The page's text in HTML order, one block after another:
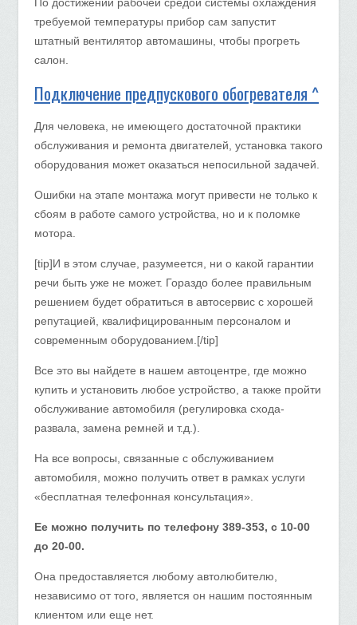
требуемой температуры прибор сам запустит
штатный вентилятор автомашины, чтобы прогреть
салон.
Подключение предпускового обогревателя ^
Для человека, не имеющего достаточной практики
обслуживания и ремонта двигателей, установка такого
оборудования может оказаться непосильной задачей.
Ошибки на этапе монтажа могут привести не только к
сбоям в работе самого устройства, но и к поломке
мотора.
[tip]И в этом случае, разумеется, ни о какой гарантии
речи быть уже не может. Гораздо более правильным
решением будет обратиться в автосервис с хорошей
репутацией, квалифицированным персоналом и
современным оборудованием.[/tip]
Все это вы найдете в нашем автоцентре, где можно
купить и установить любое устройство, а также пройти
обслуживание автомобиля (регулировка схода-
развала, замена ремней и т.д.).
На все вопросы, связанные с обслуживанием
автомобиля, можно получить ответ в рамках услуги
«бесплатная телефонная консультация».
Ее можно получить по телефону 389-353, с 10-00
до 20-00.
Она предоставляется любому автолюбителю,
независимо от того, является он нашим постоянным
клиентом или еще нет.